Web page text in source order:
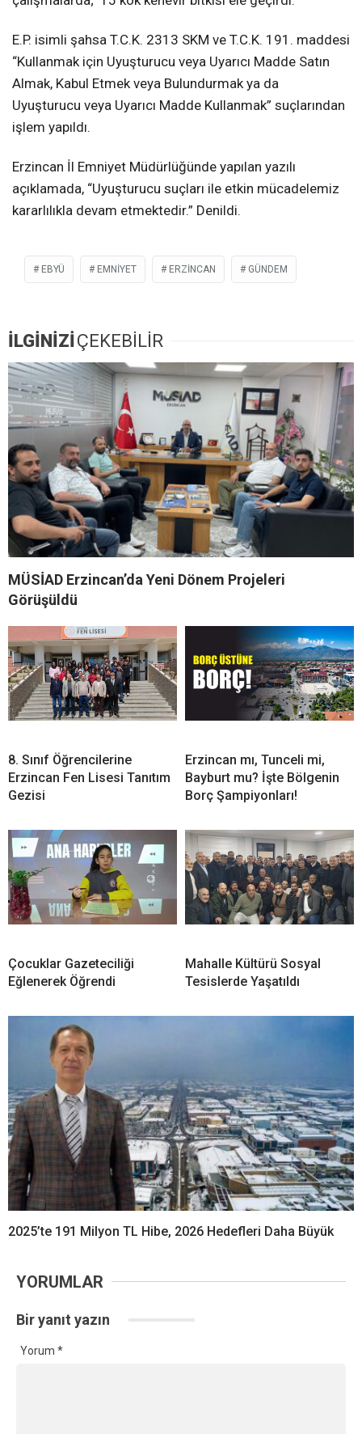
E.P. isimli şahsa T.C.K. 2313 SKM ve T.C.K. 191. maddesi
“Kullanmak için Uyuşturucu veya Uyarıcı Madde Satın
Almak, Kabul Etmek veya Bulundurmak ya da
Uyuşturucu veya Uyarıcı Madde Kullanmak” suçlarından
işlem yapıldı.
Erzincan İl Emniyet Müdürlüğünde yapılan yazılı
açıklamada, “Uyuşturucu suçları ile etkin mücadelemiz
kararlılıkla devam etmektedir.” Denildi.
EBYÜ EMNIYET ERZINCAN GÜNDEM
İLGİNİZİÇEKEBİLİR
MÜSİAD Erzincan’da Yeni Dönem Projeleri
Görüşüldü
8. Sınıf Öğrencilerine
Erzincan Fen Lisesi Tanıtım
Gezisi
Erzincan mı, Tunceli mi,
Bayburt mu? İşte Bölgenin
Borç Şampiyonları!
Çocuklar Gazeteciliği
Eğlenerek Öğrendi
Mahalle Kültürü Sosyal
Tesislerde Yaşatıldı
2025’te 191 Milyon TL Hibe, 2026 Hedefleri Daha Büyük
YORUMLAR
Bir yanıt yazın
Yorum *